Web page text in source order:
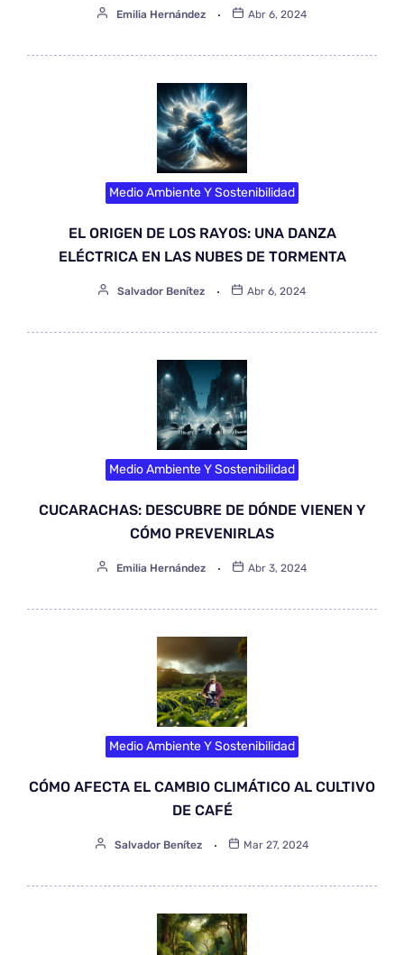
Emilia Hernández Abr 6, 2024
Medio Ambiente Y Sostenibilidad
EL ORIGEN DE LOS RAYOS: UNA DANZA
ELÉCTRICA EN LAS NUBES DE TORMENTA
Salvador Benítez Abr 6, 2024
Medio Ambiente Y Sostenibilidad
CUCARACHAS: DESCUBRE DE DÓNDE VIENEN Y
CÓMO PREVENIRLAS
Emilia Hernández Abr 3, 2024
Medio Ambiente Y Sostenibilidad
CÓMO AFECTA EL CAMBIO CLIMÁTICO AL CULTIVO
DE CAFÉ
Salvador Benítez Mar 27, 2024